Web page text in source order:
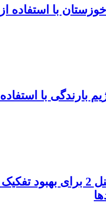
بارندگی با
استفاده از تصاویر